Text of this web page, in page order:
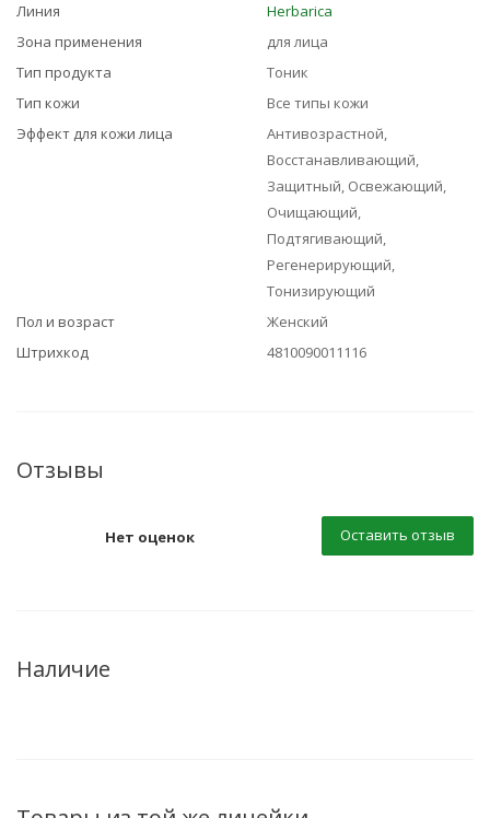
Линия
Herbarica
Зона применения
для лица
Тип продукта
Тоник
Тип кожи
Все типы кожи
Эффект для кожи лица
Антивозрастной,
Восстанавливающий,
Защитный, Освежающий,
Очищающий,
Подтягивающий,
Регенерирующий,
Тонизирующий
Пол и возраст
Женский
Штрихкод
4810090011116
Отзывы
Нет оценок Оставить отзыв
Наличие